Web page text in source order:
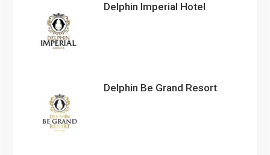
Delphin Imperial Hotel
Delphin Be Grand Resort